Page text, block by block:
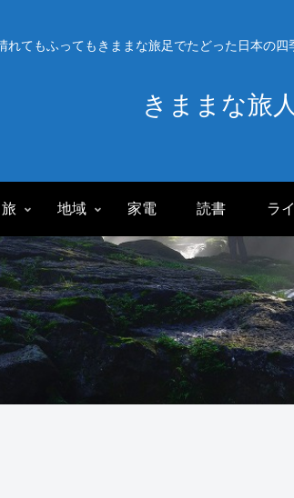
れてもふってもきままな旅足でたどった日本の四
きままな旅人
地域 家電 読書 ラ